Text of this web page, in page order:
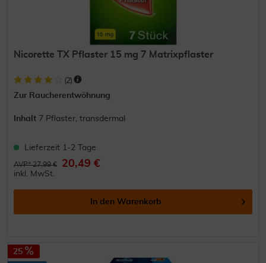
Nicorette TX Pflaster 15 mg 7 Matrixpflaster
(2)
Zur Raucherentwöhnung
Inhalt 7 Pflaster, transdermal
Lieferzeit 1-2 Tage
AVP* 27,99 € 20,49 €
inkl. MwSt.
In den Warenkorb
25